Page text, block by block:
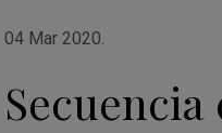
04 Mar 2020.